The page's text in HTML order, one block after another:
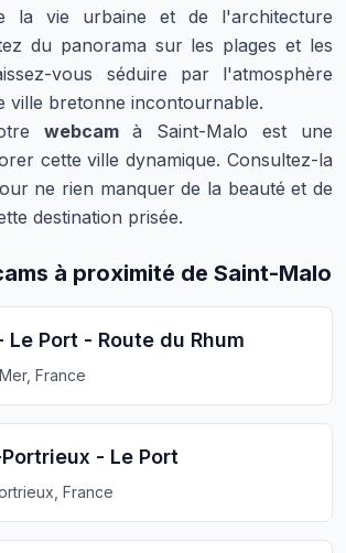
la vie urbaine et de l'architecture
du panorama sur les plages et les
vous séduire par l'atmosphère
ville bretonne incontournable.
webcamà Saint-Malo est une
cette ville dynamique. Consultez-la
ne rien manquer de la beauté et de
destination prisée.
à proximité de Saint-Malo
Port - Route du Rhum
France
- Le Port
France